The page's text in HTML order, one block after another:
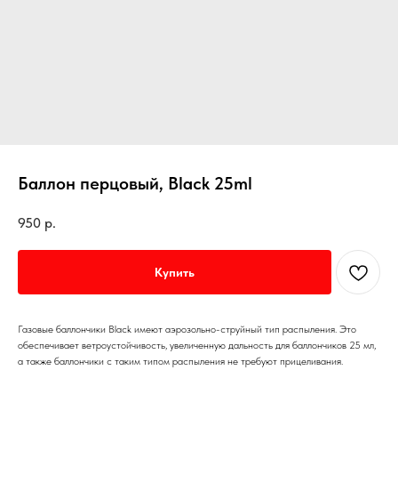
Баллон перцовый, Black 25ml
950 р.
Купить
Газовые баллончики Black имеют аэрозольно-струйный тип распыления. Это
обеспечивает ветроустойчивость, увеличенную дальность для баллончиков 25 мл,
а также баллончики с таким типом распыления не требуют прицеливания.